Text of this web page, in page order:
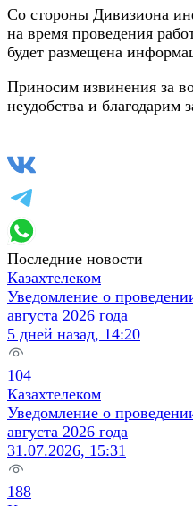
Со стороны Дивизиона
на время проведения
будет размещена
Приносим извинения за
неудобства и благодарим
Последние новости
Казахтелеком
Уведомление о
августа 2026 года
5 дней назад, 14:20
104
Казахтелеком
Уведомление о
августа 2026 года
31.07.2026, 15:31
188